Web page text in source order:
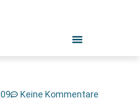
Keine Kommentare